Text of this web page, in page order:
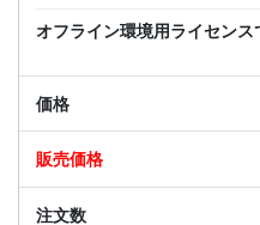
オフライン環境用ライセンス